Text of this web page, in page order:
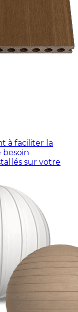
à faciliter la
sur votre